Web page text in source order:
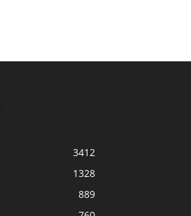
3412
1328
889